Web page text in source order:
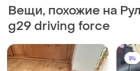
Вещи, похожие на
g29 driving force